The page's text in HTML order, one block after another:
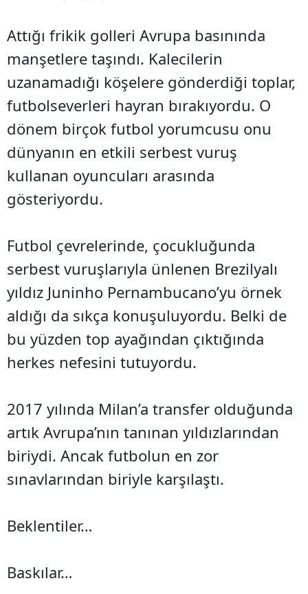
Attığı frikik golleri Avrupa basınında
manşetlere taşındı. Kalecilerin
uzanamadığı köşelere gönderdiği toplar,
futbolseverleri hayran bırakıyordu. O
dönem birçok futbol yorumcusu onu
dünyanın en etkili serbest vuruş
kullanan oyuncuları arasında
gösteriyordu.
Futbol çevrelerinde, çocukluğunda
serbest vuruşlarıyla ünlenen Brezilyalı
yıldız Juninho Pernambucano’yu örnek
aldığı da sıkça konuşuluyordu. Belki de
bu yüzden top ayağından çıktığında
herkes nefesini tutuyordu.
2017 yılında Milan’a transfer olduğunda
artık Avrupa’nın tanınan yıldızlarından
biriydi. Ancak futbolun en zor
sınavlarından biriyle karşılaştı.
Beklentiler…
Baskılar…